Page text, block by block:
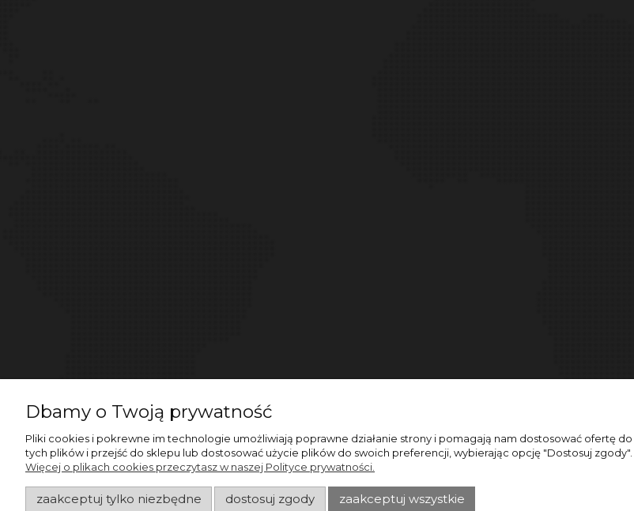
Dbamy o Twoją prywatność
Pliki cookies i pokrewne im technologie umożliwiają poprawne działanie strony i pomagają nam dostosować ofertę
tych plików i przejść do sklepu lub dostosować użycie plików do swoich preferencji, wybierając opcję "Dostosuj zgody".
Więcej o plikach cookies przeczytasz w naszej Polityce prywatności.
zaakceptuj tylko niezbędne dostosuj zgody zaakceptuj wszystkie